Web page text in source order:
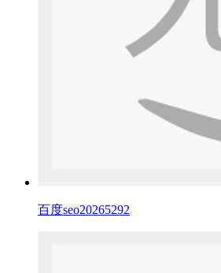
百度seo20265292